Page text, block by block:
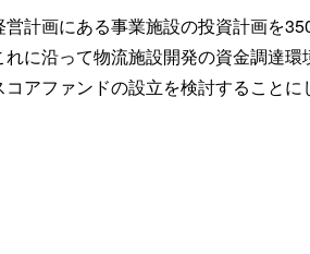
計画にある事業施設の投資計画を
れに沿って物流施設開発の資金調達
アファンドの設立を検討することに